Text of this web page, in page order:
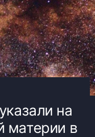
на
материи в